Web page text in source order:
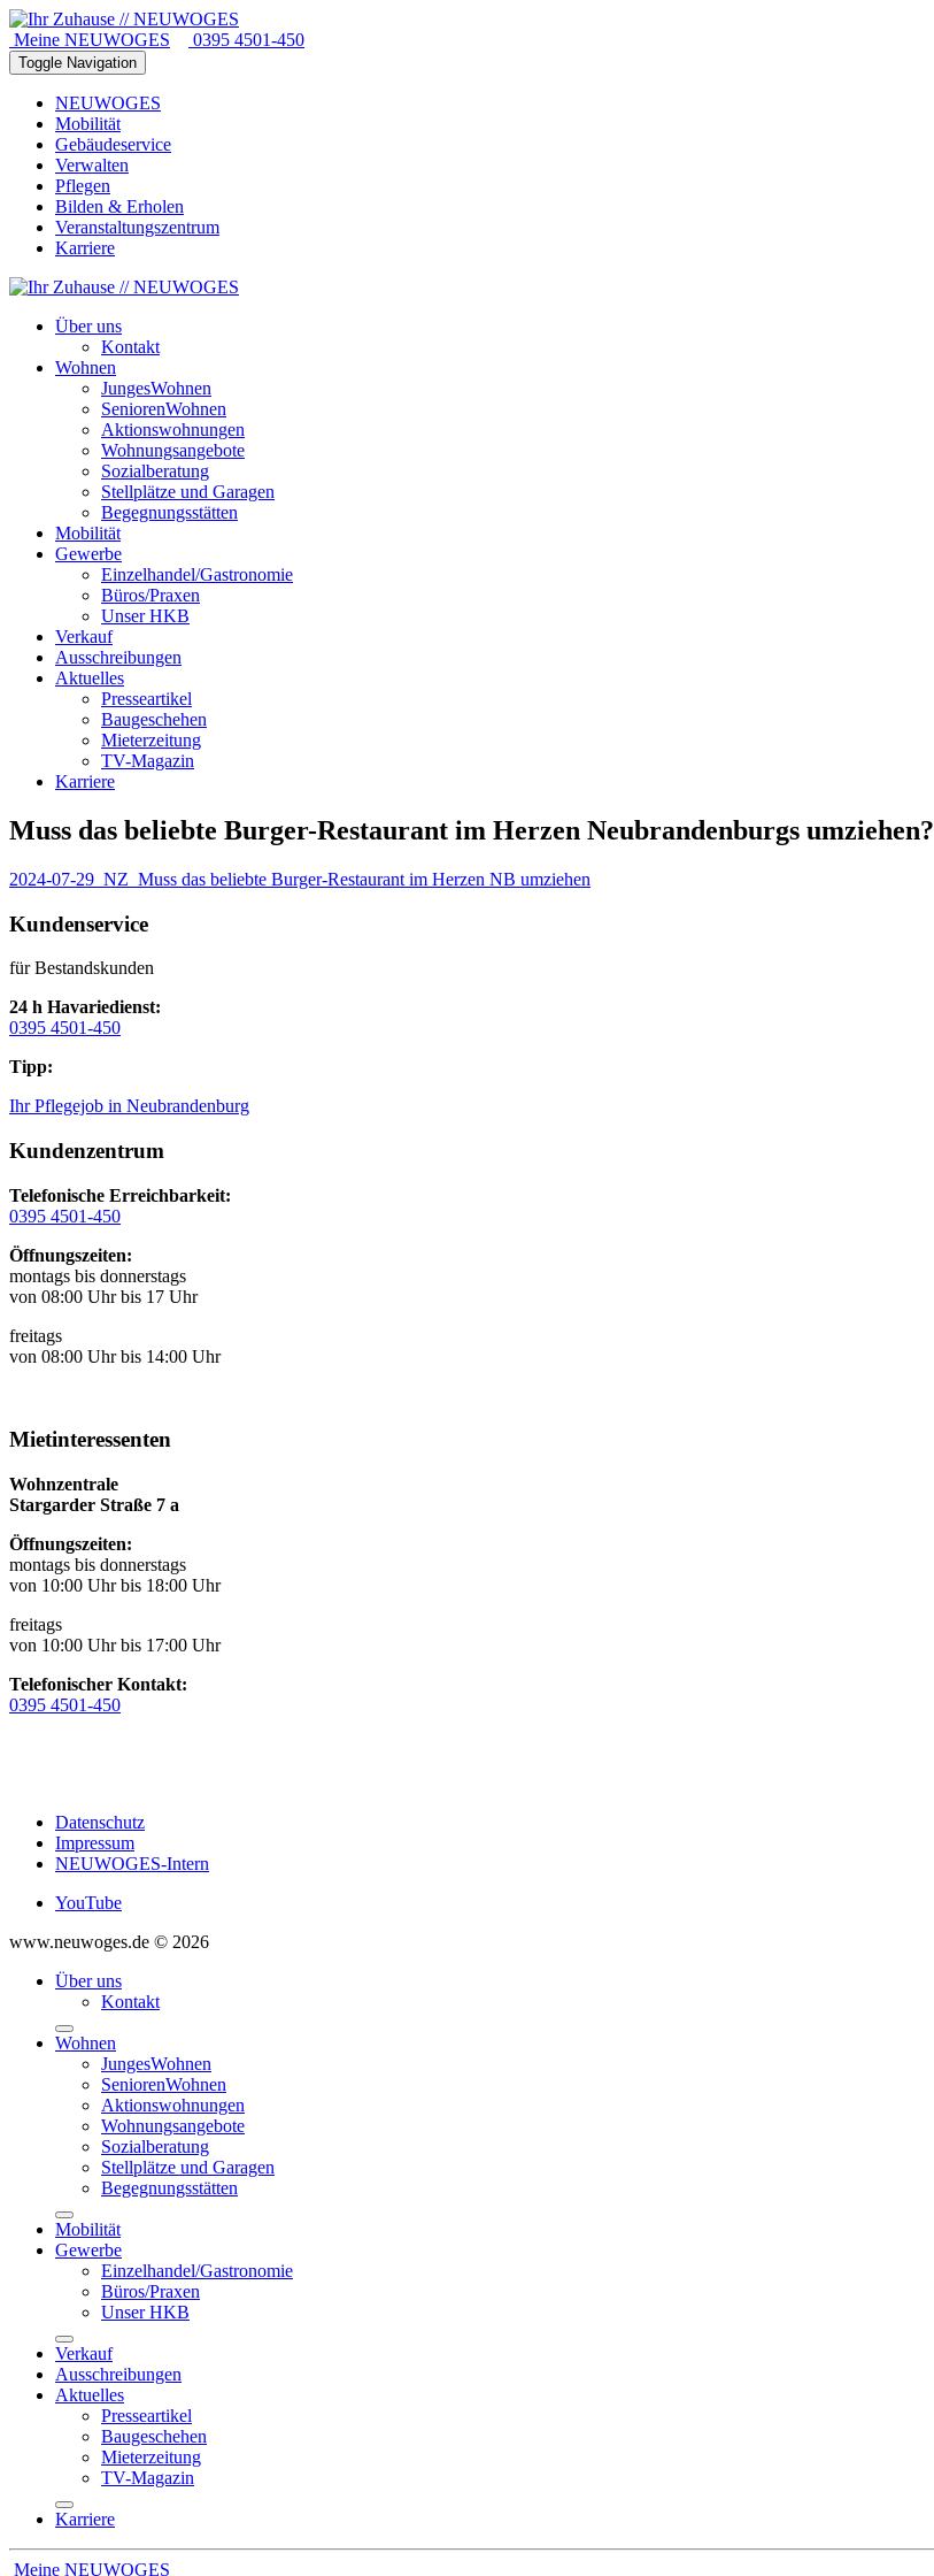
Meine NEUWOGES 0395 4501-450
Toggle Navigation
NEUWOGES
Mobilität
Gebäudeservice
Verwalten
Pflegen
Bilden & Erholen
Veranstaltungszentrum
Karriere
Über uns
Kontakt
Wohnen
JungesWohnen
SeniorenWohnen
Aktionswohnungen
Wohnungsangebote
Sozialberatung
Stellplätze und Garagen
Begegnungsstätten
Mobilität
Gewerbe
Einzelhandel/Gastronomie
Büros/Praxen
Unser HKB
Verkauf
Ausschreibungen
Aktuelles
Presseartikel
Baugeschehen
Mieterzeitung
TV-Magazin
Karriere
Muss das beliebte Burger-Restaurant im Herzen Neubrandenburgs umziehen?
2024-07-29_NZ_Muss das beliebte Burger-Restaurant im Herzen NB umziehen
Kundenservice
für Bestandskunden
24 h Havariedienst:
0395 4501-450
Tipp:
Ihr Pflegejob in Neubrandenburg
Kundenzentrum
Telefonische Erreichbarkeit:
0395 4501-450
Öffnungszeiten:
montags bis donnerstags
von 08:00 Uhr bis 17 Uhr
freitags
von 08:00 Uhr bis 14:00 Uhr
Mietinteressenten
Wohnzentrale
Stargarder Straße 7 a
Öffnungszeiten:
montags bis donnerstags
von 10:00 Uhr bis 18:00 Uhr
freitags
von 10:00 Uhr bis 17:00 Uhr
Telefonischer Kontakt:
0395 4501-450
Datenschutz
Impressum
NEUWOGES-Intern
YouTube
www.neuwoges.de © 2026
Über uns
Kontakt
Wohnen
JungesWohnen
SeniorenWohnen
Aktionswohnungen
Wohnungsangebote
Sozialberatung
Stellplätze und Garagen
Begegnungsstätten
Mobilität
Gewerbe
Einzelhandel/Gastronomie
Büros/Praxen
Unser HKB
Verkauf
Ausschreibungen
Aktuelles
Presseartikel
Baugeschehen
Mieterzeitung
TV-Magazin
Karriere
Meine NEUWOGES